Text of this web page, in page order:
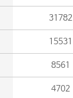
31782
15531
8561
4702